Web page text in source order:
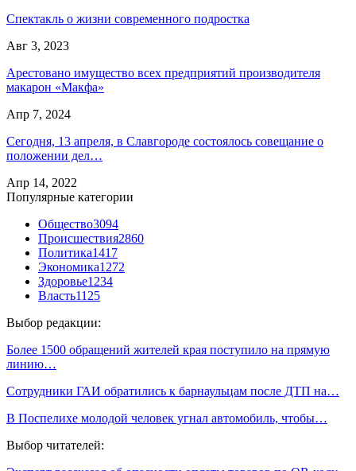
Спектакль о жизни современного подростка
Авг 3, 2023
Арестовано имущество всех предприятий производителя
макарон «Макфа»
Апр 7, 2024
Сегодня, 13 апреля, в Славгороде состоялось совещание о
положении дел…
Апр 14, 2022
Популярные категории
Общество3094
Происшествия2860
Политика1417
Экономика1272
Здоровье1234
Власть1125
Выбор редакции:
Более 1500 обращений жителей края поступило на прямую
линию…
Сотрудники ГАИ обратились к барнаульцам после ДТП на…
В Поспелихе молодой человек угнал автомобиль, чтобы…
Выбор читателей: